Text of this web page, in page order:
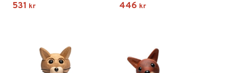
531 kr 446 kr